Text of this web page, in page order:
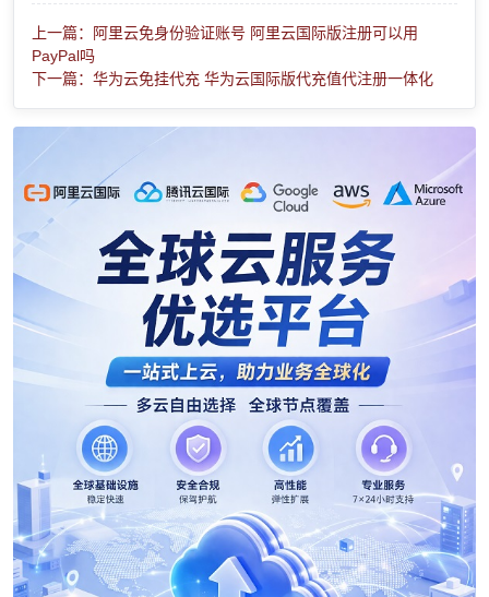
上一篇：阿里云免身份验证账号 阿里云国际版注册可以用
PayPal吗
下一篇：华为云免挂代充 华为云国际版代充值代注册一体化